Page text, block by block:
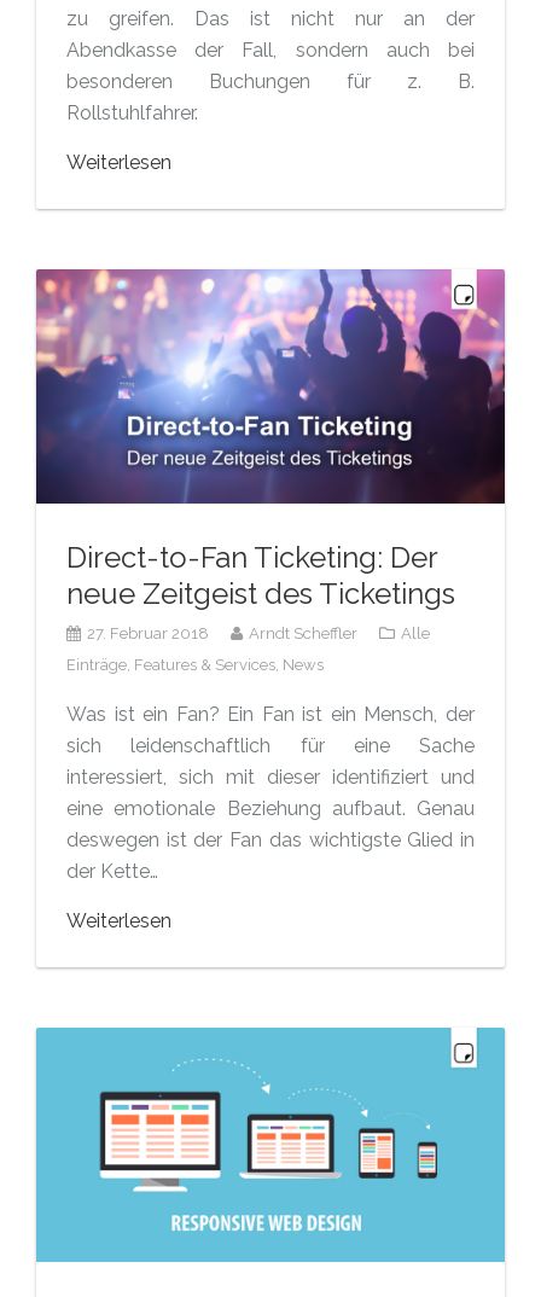
zu greifen. Das ist nicht nur an der
Abendkasse der Fall, sondern auch bei
besonderen Buchungen für z. B.
Rollstuhlfahrer.
Weiterlesen
Direct-to-Fan Ticketing: Der
neue Zeitgeist des Ticketings
27. Februar 2018 Arndt Scheffler
Alle
Einträge, Features & Services, News
Was ist ein Fan? Ein Fan ist ein Mensch, der
sich leidenschaftlich für eine Sache
interessiert, sich mit dieser identifiziert und
eine emotionale Beziehung aufbaut. Genau
deswegen ist der Fan das wichtigste Glied in
der Kette…
Weiterlesen